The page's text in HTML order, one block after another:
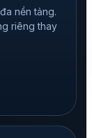
nền tảng.
riêng thay